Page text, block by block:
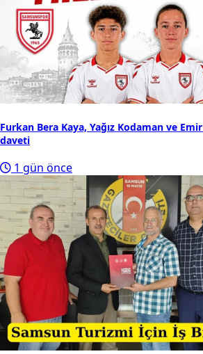
Furkan Bera Kaya, Yağız Kodaman ve
daveti
1 gün önce